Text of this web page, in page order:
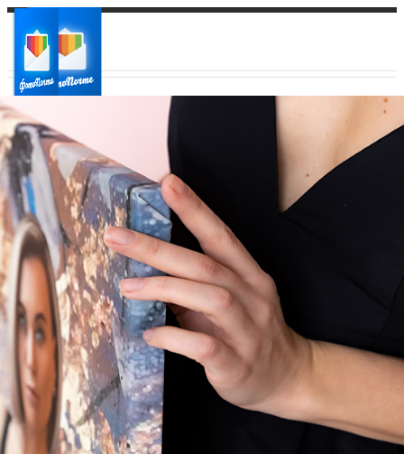
Ваш город:
Ваш регион доставки
Выберите из списка: